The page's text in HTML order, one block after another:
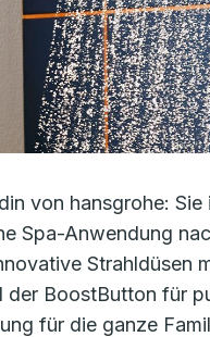
von hansgrohe:
Spa-Anwendung
Strahldüsen
BoostButton für
für die ganze